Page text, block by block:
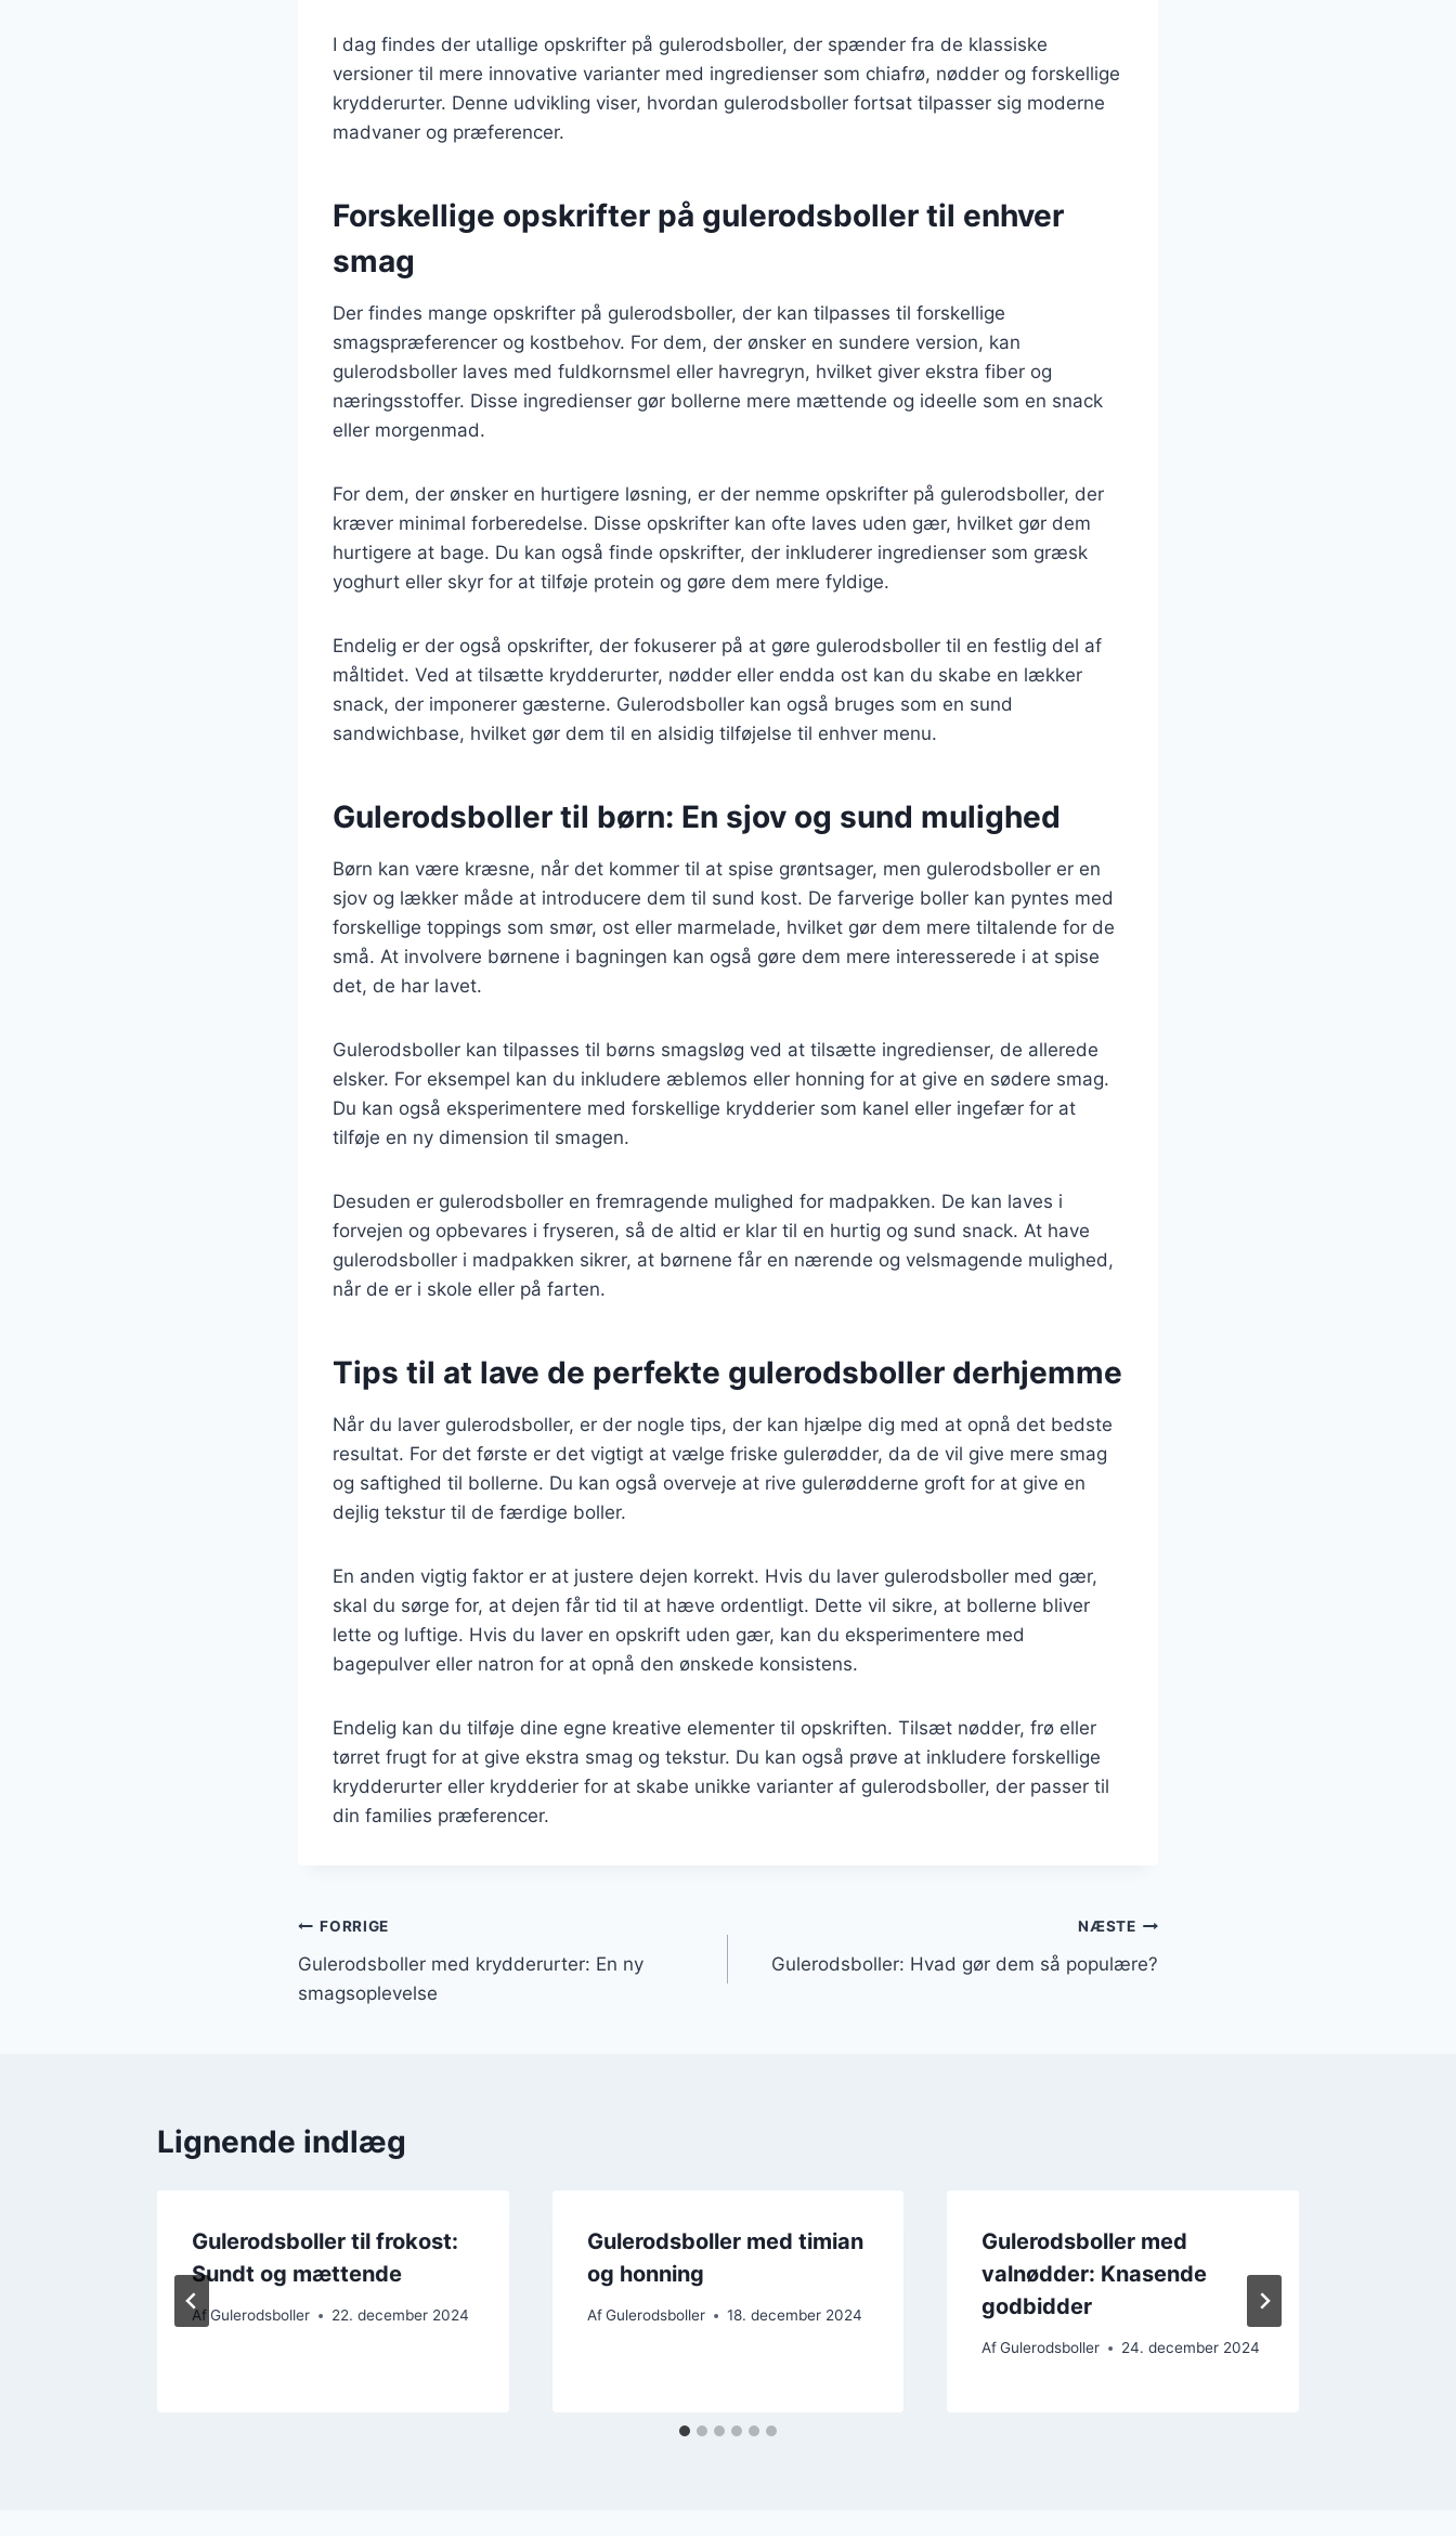
I dag findes der utallige opskrifter på gulerodsboller, der spænder fra de klassiske
versioner til mere innovative varianter med ingredienser som chiafrø, nødder og forskellige
krydderurter. Denne udvikling viser, hvordan gulerodsboller fortsat tilpasser sig moderne
madvaner og præferencer.
Forskellige opskrifter på gulerodsboller til enhver
smag
Der findes mange opskrifter på gulerodsboller, der kan tilpasses til forskellige
smagspræferencer og kostbehov. For dem, der ønsker en sundere version, kan
gulerodsboller laves med fuldkornsmel eller havregryn, hvilket giver ekstra fiber og
næringsstoffer. Disse ingredienser gør bollerne mere mættende og ideelle som en snack
eller morgenmad.
For dem, der ønsker en hurtigere løsning, er der nemme opskrifter på gulerodsboller, der
kræver minimal forberedelse. Disse opskrifter kan ofte laves uden gær, hvilket gør dem
hurtigere at bage. Du kan også finde opskrifter, der inkluderer ingredienser som græsk
yoghurt eller skyr for at tilføje protein og gøre dem mere fyldige.
Endelig er der også opskrifter, der fokuserer på at gøre gulerodsboller til en festlig del af
måltidet. Ved at tilsætte krydderurter, nødder eller endda ost kan du skabe en lækker
snack, der imponerer gæsterne. Gulerodsboller kan også bruges som en sund
sandwichbase, hvilket gør dem til en alsidig tilføjelse til enhver menu.
Gulerodsboller til børn: En sjov og sund mulighed
Børn kan være kræsne, når det kommer til at spise grøntsager, men gulerodsboller er en
sjov og lækker måde at introducere dem til sund kost. De farverige boller kan pyntes med
forskellige toppings som smør, ost eller marmelade, hvilket gør dem mere tiltalende for de
små. At involvere børnene i bagningen kan også gøre dem mere interesserede i at spise
det, de har lavet.
Gulerodsboller kan tilpasses til børns smagsløg ved at tilsætte ingredienser, de allerede
elsker. For eksempel kan du inkludere æblemos eller honning for at give en sødere smag.
Du kan også eksperimentere med forskellige krydderier som kanel eller ingefær for at
tilføje en ny dimension til smagen.
Desuden er gulerodsboller en fremragende mulighed for madpakken. De kan laves i
forvejen og opbevares i fryseren, så de altid er klar til en hurtig og sund snack. At have
gulerodsboller i madpakken sikrer, at børnene får en nærende og velsmagende mulighed,
når de er i skole eller på farten.
Tips til at lave de perfekte gulerodsboller derhjemme
Når du laver gulerodsboller, er der nogle tips, der kan hjælpe dig med at opnå det bedste
resultat. For det første er det vigtigt at vælge friske gulerødder, da de vil give mere smag
og saftighed til bollerne. Du kan også overveje at rive gulerødderne groft for at give en
dejlig tekstur til de færdige boller.
En anden vigtig faktor er at justere dejen korrekt. Hvis du laver gulerodsboller med gær,
skal du sørge for, at dejen får tid til at hæve ordentligt. Dette vil sikre, at bollerne bliver
lette og luftige. Hvis du laver en opskrift uden gær, kan du eksperimentere med
bagepulver eller natron for at opnå den ønskede konsistens.
Endelig kan du tilføje dine egne kreative elementer til opskriften. Tilsæt nødder, frø eller
tørret frugt for at give ekstra smag og tekstur. Du kan også prøve at inkludere forskellige
krydderurter eller krydderier for at skabe unikke varianter af gulerodsboller, der passer til
din families præferencer.
Indlægsnavigation
FORRIGE
Gulerodsboller med krydderurter: En ny
smagsoplevelse
NÆSTE
Gulerodsboller: Hvad gør dem så populære?
Lignende indlæg
Gulerodsboller til frokost:
Sundt og mættende
AfGulerodsboller 22. december 2024
Gulerodsboller med timian
og honning
Af Gulerodsboller 18. december 2024
Gulerodsboller med
valnødder: Knasende
godbidder
Af Gulerodsboller 24. december 2024